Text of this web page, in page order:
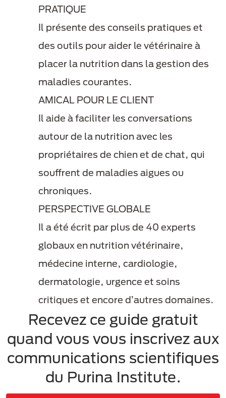
PRATIQUE
Il présente des conseils pratiques et
des outils pour aider le vétérinaire à
placer la nutrition dans la gestion des
maladies courantes​.
AMICAL POUR LE CLIENT
Il aide à faciliter les conversations
autour de la nutrition avec les
propriétaires de chien et de chat, qui
souffrent de maladies aigues ou
chroniques​.
PERSPECTIVE GLOBALE
Il a été écrit par plus de 40 experts
globaux en nutrition vétérinaire,
médecine interne, cardiologie,
dermatologie, urgence et soins
critiques et encore d’autres domaines.
Recevez ce guide gratuit
quand vous vous inscrivez aux
communications scientifiques
du Purina Institute.